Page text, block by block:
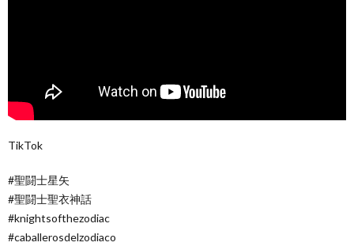
TikTok
#聖闘士星矢
#聖闘士聖衣神話
#knightsofthezodiac
#caballerosdelzodiaco